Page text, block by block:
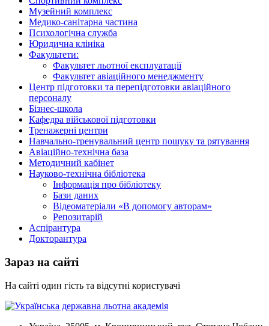
Музейний комплекс
Медико-санітарна частина
Психологічна служба
Юридична клініка
Факультети:
Факультет льотної експлуатації
Факультет авіаційного менеджменту
Центр підготовки та перепідготовки авіаційного
персоналу
Бізнес-школа
Кафедра військової підготовки
Тренажерні центри
Навчально-тренувальний центр пошуку та рятування
Авіаційно-технічна база
Методичний кабінет
Науково-технічна бібліотека
Інформація про бібліотеку
Бази даних
Відеоматеріали «В допомогу авторам»
Репозитарій
Аспірантура
Докторантура
Зараз на сайті
На сайті один гість та відсутні користувачі